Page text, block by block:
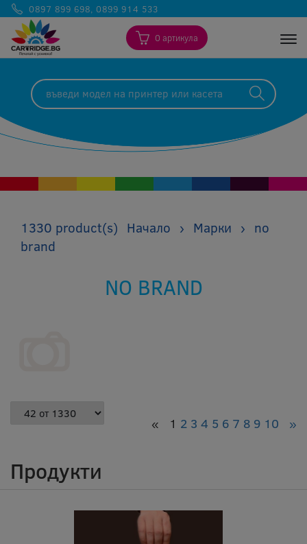
0897 899 698, 0899 914 533
0 артикула
1330 product(s) Начало › Марки › no
brand
NO BRAND
« 1 2 3 4 5 6 7 8 9 10 »
Продукти